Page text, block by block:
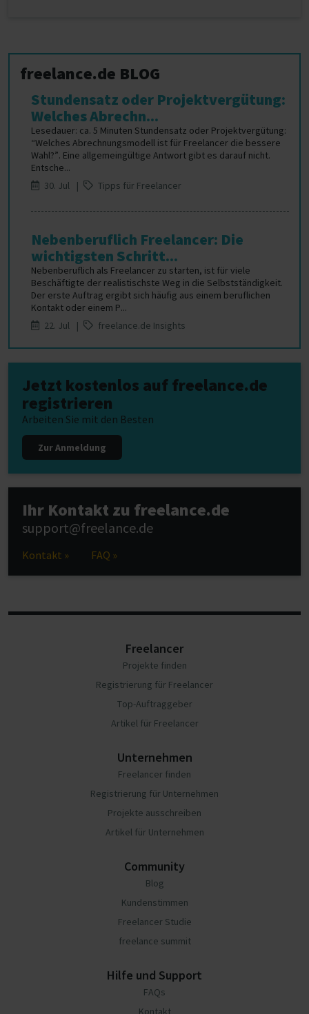
freelance.de BLOG
Stundensatz oder Projektvergütung:
Welches Abrechn...
Lesedauer: ca. 5 Minuten Stundensatz oder Projektvergütung:
“Welches Abrechnungsmodell ist für Freelancer die bessere
Wahl?”. Eine allgemeingültige Antwort gibt es darauf nicht.
Entsche...
30. Jul |
Tipps für Freelancer
Nebenberuflich Freelancer: Die
wichtigsten Schritt...
Nebenberuflich als Freelancer zu starten, ist für viele
Beschäftigte der realistischste Weg in die Selbstständigkeit.
Der erste Auftrag ergibt sich häufig aus einem beruflichen
Kontakt oder einem P...
22. Jul |
freelance.de Insights
Jetzt kostenlos auf freelance.de
registrieren
Arbeiten Sie mit den Besten
Zur Anmeldung
Ihr Kontakt zu freelance.de
support@freelance.de
Kontakt » FAQ »
Freelancer
Projekte finden
Registrierung für Freelancer
Top-Auftraggeber
Artikel für Freelancer
Unternehmen
Freelancer finden
Registrierung für Unternehmen
Projekte ausschreiben
Artikel für Unternehmen
Community
Blog
Kundenstimmen
Freelancer Studie
freelance summit
Hilfe und Support
FAQs
Kontakt